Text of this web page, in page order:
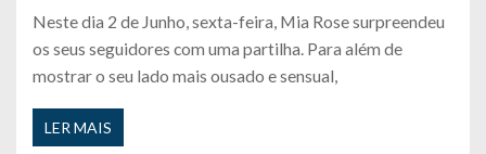
Neste dia 2 de Junho, sexta-feira, Mia Rose surpreendeu
os seus seguidores com uma partilha. Para além de
mostrar o seu lado mais ousado e sensual,
LER MAIS